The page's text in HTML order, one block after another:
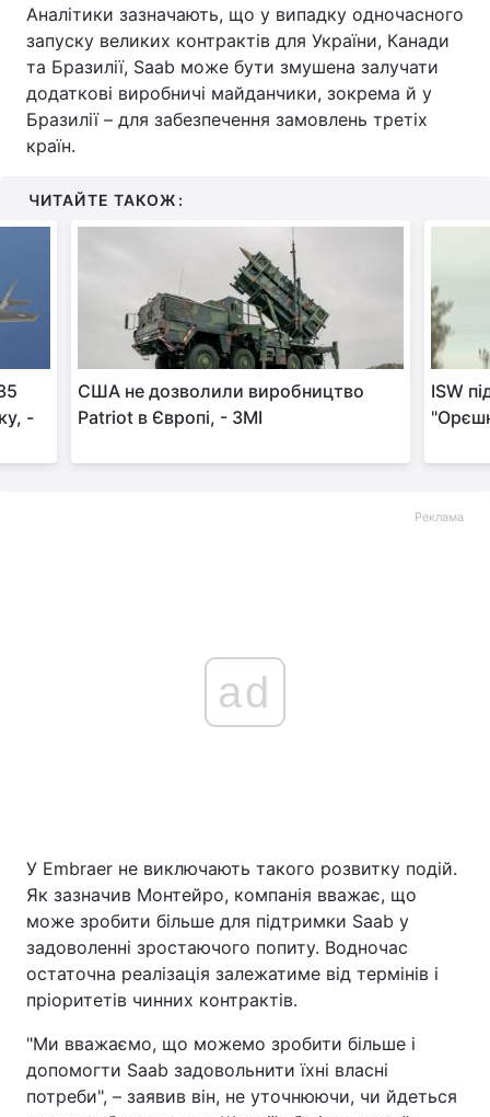
Аналітики зазначають, що у випадку одночасного
запуску великих контрактів для України, Канади
та Бразилії, Saab може бути змушена залучати
додаткові виробничі майданчики, зокрема й у
Бразилії – для забезпечення замовлень третіх
країн.
ЧИТАЙТЕ ТАКОЖ:
-
США не дозволили виробництво
Patriot в Європі, - ЗМІ
ISW
Реклама
ad
У Embraer не виключають такого розвитку подій.
Як зазначив Монтейро, компанія вважає, що
може зробити більше для підтримки Saab у
задоволенні зростаючого попиту. Водночас
остаточна реалізація залежатиме від термінів і
пріоритетів чинних контрактів.
"Ми вважаємо, що можемо зробити більше і
допомогти Saab задовольнити їхні власні
потреби", – заявив він, не уточнюючи, чи йдеться